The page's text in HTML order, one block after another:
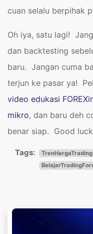
cuan selalu berpihak
Oh iya, satu lagi!
dan backtesting
baru. Jangan cuma
terjun ke pasar ya!
video edukasi
mikro, dan baru deh
benar siap. Good
Tags: TrenHargaTrading